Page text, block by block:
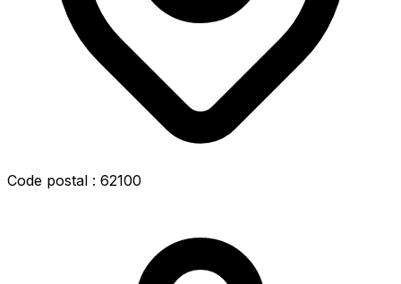
Code postal : 62100